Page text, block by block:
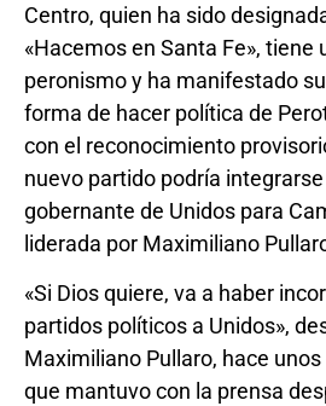
Centro, quien ha sido
«Hacemos en Santa Fe», tiene
peronismo y ha manifestado
forma de hacer política de
con el reconocimiento
nuevo partido podría
gobernante de Unidos para
liderada por Maximiliano
«Si Dios quiere, va a haber
partidos políticos a Unidos»,
Maximiliano Pullaro, hace
que mantuvo con la prensa